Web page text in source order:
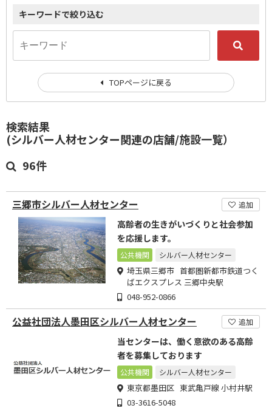
検索結果
(シルバー人材センター関連の店舗/施設一覧）
96件
三郷市シルバー人材センター 追加
高齢者の生きがいづくりと社会参加
を応援します。
公共機関 シルバー人材センター
埼玉県三郷市 首都圏新都市鉄道つく
ばエクスプレス 三郷中央駅
048-952-0866
公益社団法人墨田区シルバー人材センター 追加
当センターは、働く意欲のある高齢
者を募集しております
公共機関 シルバー人材センター
東京都墨田区 東武亀戸線 小村井駅
03-3616-5048
キーワードで絞り込む
TOPページに戻る